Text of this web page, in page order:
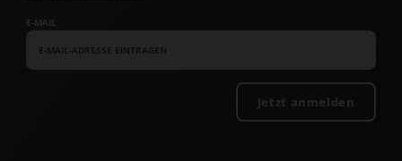
E-MAIL
Jetzt anmelden